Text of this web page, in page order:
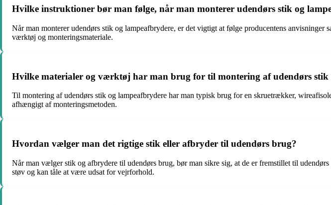
Hvilke instruktioner bør man følge, når man monterer udendørs stik og
Når man monterer udendørs stik og lampeafbrydere, er det vigtigt at følge producentens
værktøj og monteringsmateriale.
Hvilke materialer og værktøj har man brug for til montering af udendørs stik
Til montering af udendørs stik og lampeafbrydere har man typisk brug for en skruetrækker,
afhængigt af monteringsmetoden.
Hvordan vælger man det rigtige stik eller afbryder til udendørs brug?
Når man vælger stik og afbrydere til udendørs brug, bør man sikre sig, at de er fremstillet til
støv og kan tåle at være udsat for vejrforhold.